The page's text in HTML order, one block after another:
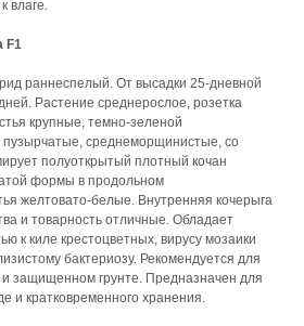
влаге.
F1
раннеспелый. От высадки 25-дневной
Растение среднерослое, розетка
крупные, темно-зеленой
пузырчатые, среднеморщинистые, со
полуоткрытый плотный кочан
формы в продольном
желтовато-белые. Внутренняя кочерыга
и товарность отличные. Обладает
к киле крестоцветных, вирусу мозаики
бактериозу. Рекомендуется для
защищенном грунте. Предназначен для
и кратковременного хранения.